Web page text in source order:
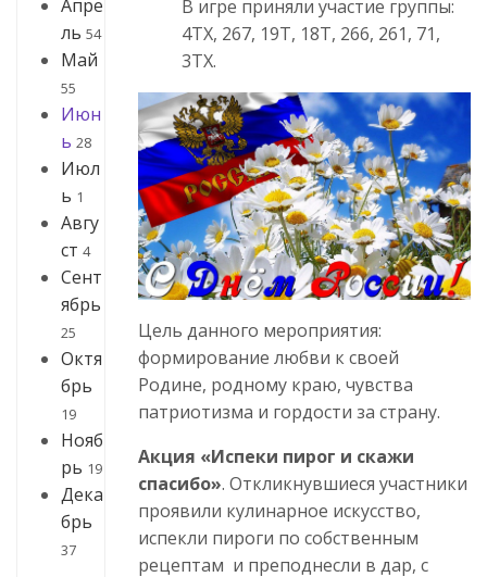
Апре
ль 54
Май
55
Июн
ь 28
Июл
ь 1
Авгу
ст 4
Сент
ябрь
25
Октя
брь
19
Нояб
рь 19
Дека
брь
37
В игре приняли участие группы:
4ТХ, 267, 19Т, 18Т, 266, 261, 71,
3ТХ.
Цель данного мероприятия:
формирование любви к своей
Родине, родному краю, чувства
патриотизма и гордости за страну.
Акция «Испеки пирог и скажи
спасибо». Откликнувшиеся участники
проявили кулинарное искусство,
испекли пироги по собственным
рецептам и преподнесли в дар, с